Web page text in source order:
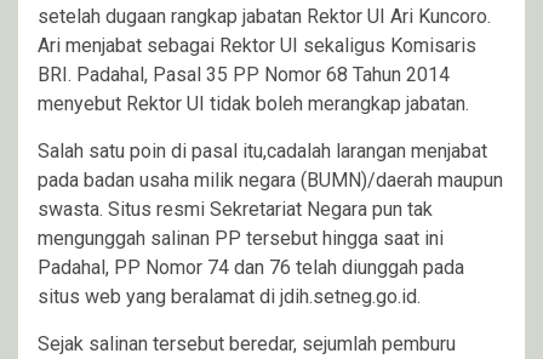
setelah dugaan rangkap jabatan Rektor UI Ari Kuncoro.
Ari menjabat sebagai Rektor UI sekaligus Komisaris
BRI. Padahal, Pasal 35 PP Nomor 68 Tahun 2014
menyebut Rektor UI tidak boleh merangkap jabatan.
Salah satu poin di pasal itu,cadalah larangan menjabat
pada badan usaha milik negara (BUMN)/daerah maupun
swasta. Situs resmi Sekretariat Negara pun tak
mengunggah salinan PP tersebut hingga saat ini
Padahal, PP Nomor 74 dan 76 telah diunggah pada
situs web yang beralamat di jdih.setneg.go.id.
Sejak salinan tersebut beredar, sejumlah pemburu